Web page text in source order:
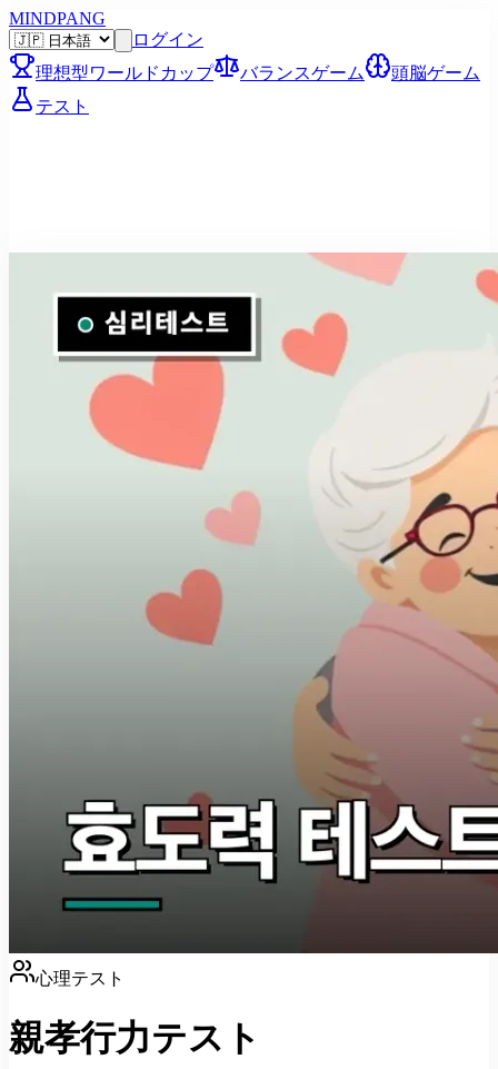
MINDPANG
ログイン
理想型ワールドカップ
バランスゲーム
頭脳ゲーム
テスト
心理テスト
親孝行力テスト